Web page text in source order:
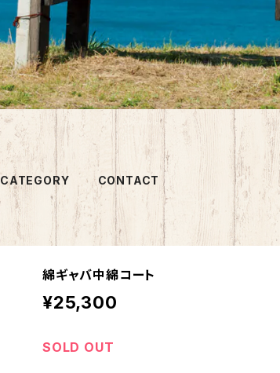
CATEGORY CONTACT
綿ギャバ中綿コート
¥25,300
SOLD OUT